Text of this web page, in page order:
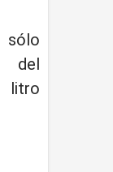
del
litro